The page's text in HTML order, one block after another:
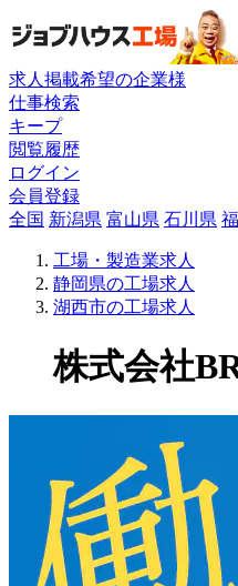
求人掲載希望の企業様
仕事検索
キープ
閲覧履歴
ログイン
会員登録
全国 新潟県 富山県 石川県
工場・製造業求人
静岡県の工場求人
湖西市の工場求人
株式会社